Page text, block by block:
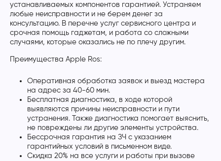
устанавливаемых компонентов гарантией. Устраняем
любые неисправности и не берем денег за
консультацию. В перечне услуг сервисного центра и
срочная помощь гаджетам, и работа со сложными
случаями, которые оказались не по плечу другим.
Преимущества Apple Ros:
Оперативная обработка заявок и выезд мастера
на адрес за 40-60 мин.
Бесплатная диагностика, в ходе которой
выявляются причины неисправности и пути
устранения. Также диагностика помогает выяснить,
не повреждены ли другие элементы устройства.
Бессрочная гарантия на ЗЧ с указанием
гарантийных условий в письменном виде.
Скидка 20% на все услуги и работы при вызове